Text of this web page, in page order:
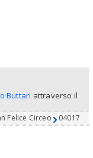
Buttari attraverso il
Felice Circeo 04017